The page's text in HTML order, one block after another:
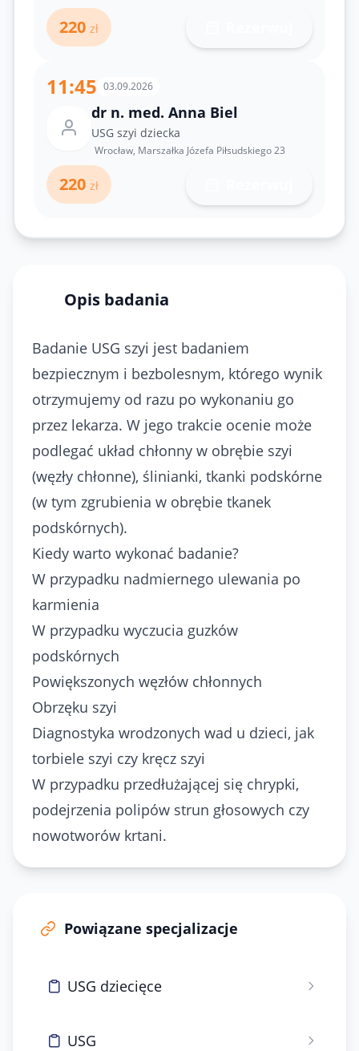
220 zł
11:45 03.09.2026
dr n. med. Anna Biel
USG szyi dziecka
Wrocław, Marszałka Józefa Piłsudskiego 23
220 zł
Opis badania
Badanie USG szyi jest badaniem
bezpiecznym i bezbolesnym, którego wynik
otrzymujemy od razu po wykonaniu go
przez lekarza. W jego trakcie ocenie może
podlegać układ chłonny w obrębie szyi
(węzły chłonne), ślinianki, tkanki podskórne
(w tym zgrubienia w obrębie tkanek
podskórnych).
Kiedy warto wykonać badanie?
W przypadku nadmiernego ulewania po
karmienia
W przypadku wyczucia guzków
podskórnych
Powiększonych węzłów chłonnych
Obrzęku szyi
Diagnostyka wrodzonych wad u dzieci, jak
torbiele szyi czy kręcz szyi
W przypadku przedłużającej się chrypki,
podejrzenia polipów strun głosowych czy
nowotworów krtani.
Powiązane specjalizacje
USG dziecięce
USG